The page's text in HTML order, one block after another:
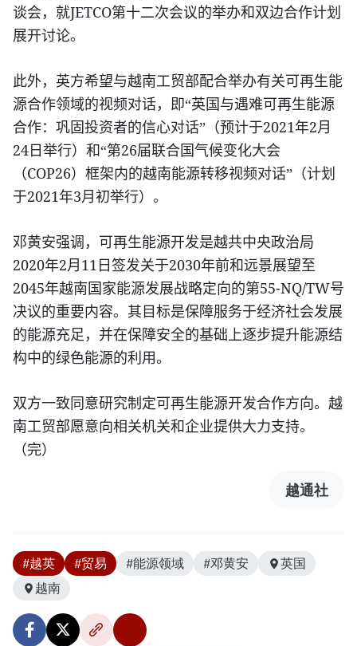
谈会，就JETCO第十二次会议的举办和双边合作计划
展开讨论。
此外，英方希望与越南工贸部配合举办有关可再生能
源合作领域的视频对话，即“英国与遇难可再生能源
合作：巩固投资者的信心对话”（预计于2021年2月
24 日举行）和“第26届联合国气候变化大会
（COP26）框架内的越南能源转移视频对话”（计划
于2021年3月初举行）。
邓黄安强调，可再生能源开发是越共中央政治局
2020年2月 11 日签发关于2030年前和远景展望至
2045年越南国家能源发展战略定向的第55-NQ/TW号
决议的重要内容。其目标是保障服务于经济社会发展
的能源充足，并在保障安全的基础上逐步提升能源结
构中的绿色能源的利用。
双方一致同意研究制定可再生能源开发合作方向。越
南工贸部愿意向相关机关和企业提供大力支持。
（完）
越通社
#越英 #贸易 #能源领域 #邓黄安
英国
越南